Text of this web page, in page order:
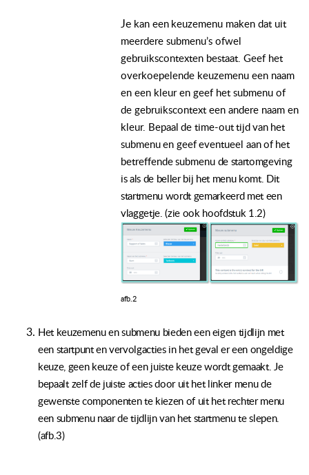
Je kan een keuzemenu maken dat uit
meerdere submenu’s ofwel
gebruikscontexten bestaat. Geef het
overkoepelende keuzemenu een naam
en een kleur en geef het submenu of
de gebruikscontext een andere naam en
kleur. Bepaal de time-outtijdvan het
submenuen geefeventueel aanof het
betreffendesubmenu de startomgeving
is als de beller bij het menu komt. Dit
startmenu wordt gemarkeerd met een
vlaggetje. (zie ook hoofdstuk 1.2)
afb.2
Het keuzemenuensubmenu biedeneeneigen tijdlijn met
een startpuntenvervolgacties in het geval ereen ongeldige
keuze, geen keuzeofeen juiste keuzewordtgemaakt. Je
bepaalt zelfde juiste acties door uit het linker menu de
gewenste componenten te kiezen of uit het rechter menu
een submenu naar de tijdlijn van het startmenu te slepen.
(afb.3)